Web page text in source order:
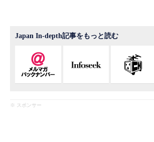
Japan In-depth記事をもっと読む
※ スポンサー